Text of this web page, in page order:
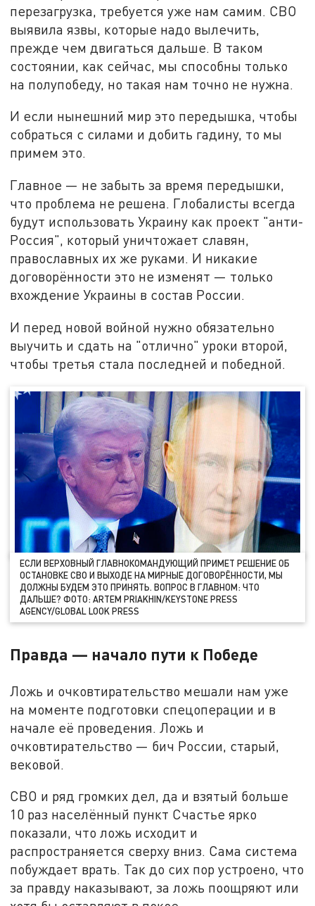
перезагрузка, требуется уже нам самим. СВО
выявила язвы, которые надо вылечить,
прежде чем двигаться дальше. В таком
состоянии, как сейчас, мы способны только
на полупобеду, но такая нам точно не нужна.
И если нынешний мир это передышка, чтобы
собраться с силами и добить гадину, то мы
примем это.
Главное — не забыть за время передышки,
что проблема не решена. Глобалисты всегда
будут использовать Украину как проект "анти-
Россия", который уничтожает славян,
православных их же руками. И никакие
договорённости это не изменят — только
вхождение Украины в состав России.
И перед новой войной нужно обязательно
выучить и сдать на "отлично" уроки второй,
чтобы третья стала последней и победной.
ЕСЛИ ВЕРХОВНЫЙ ГЛАВНОКОМАНДУЮЩИЙ ПРИМЕТ РЕШЕНИЕ ОБ
ОСТАНОВКЕ СВО И ВЫХОДЕ НА МИРНЫЕ ДОГОВОРЁННОСТИ, МЫ
ДОЛЖНЫ БУДЕМ ЭТО ПРИНЯТЬ. ВОПРОС В ГЛАВНОМ: ЧТО
ДАЛЬШЕ? ФОТО: ARTEM PRIAKHIN/KEYSTONE PRESS
AGENCY/GLOBAL LOOK PRESS
Правда — начало пути к Победе
Ложь и очковтирательство мешали нам уже
на моменте подготовки спецоперации и в
начале её проведения. Ложь и
очковтирательство — бич России, старый,
вековой.
СВО и ряд громких дел, да и взятый больше
10 раз населённый пункт Счастье ярко
показали, что ложь исходит и
распространяется сверху вниз. Сама система
побуждает врать. Так до сих пор устроено, что
за правду наказывают, за ложь поощряют или